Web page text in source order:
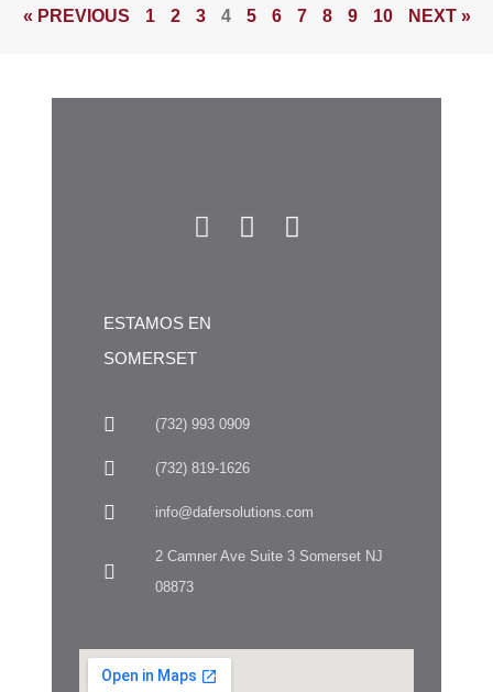
« PREVIOUS 1 2 3 4 5 6 7 8 9 10 NEXT »
ESTAMOS EN
SOMERSET
(732) 993 0909
(732) 819-1626
info@dafersolutions.com
2 Camner Ave Suite 3 Somerset NJ
08873